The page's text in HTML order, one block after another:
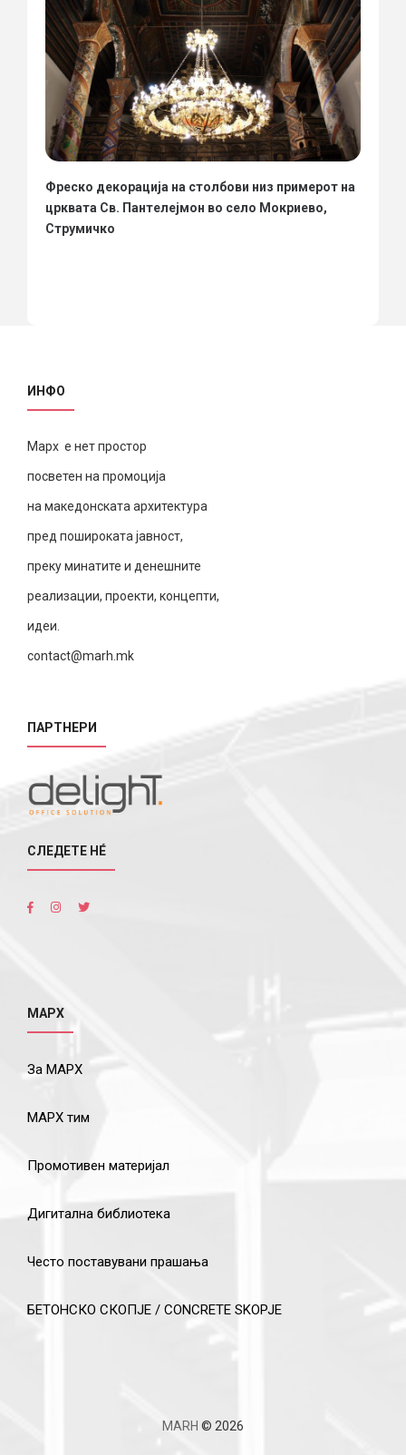
Фреско декорација на столбови низ примерот на
црквата Св. Пантелејмон во село Мокриево,
Струмичко
ИНФО
Марх е нет простор
посветен на промоција
на македонската архитектура
пред пошироката јавност,
преку минатите и денешните
реализации, проекти, концепти,
идеи.
contact@marh.mk
ПАРТНЕРИ
СЛЕДЕТЕ НÉ
МАРХ
За МАРХ
МАРХ тим
Промотивен материјал
Дигитална библиотека
Често поставувани прашања
БЕТОНСКО СКОПЈЕ / CONCRETE SKOPJE
MARH © 2026